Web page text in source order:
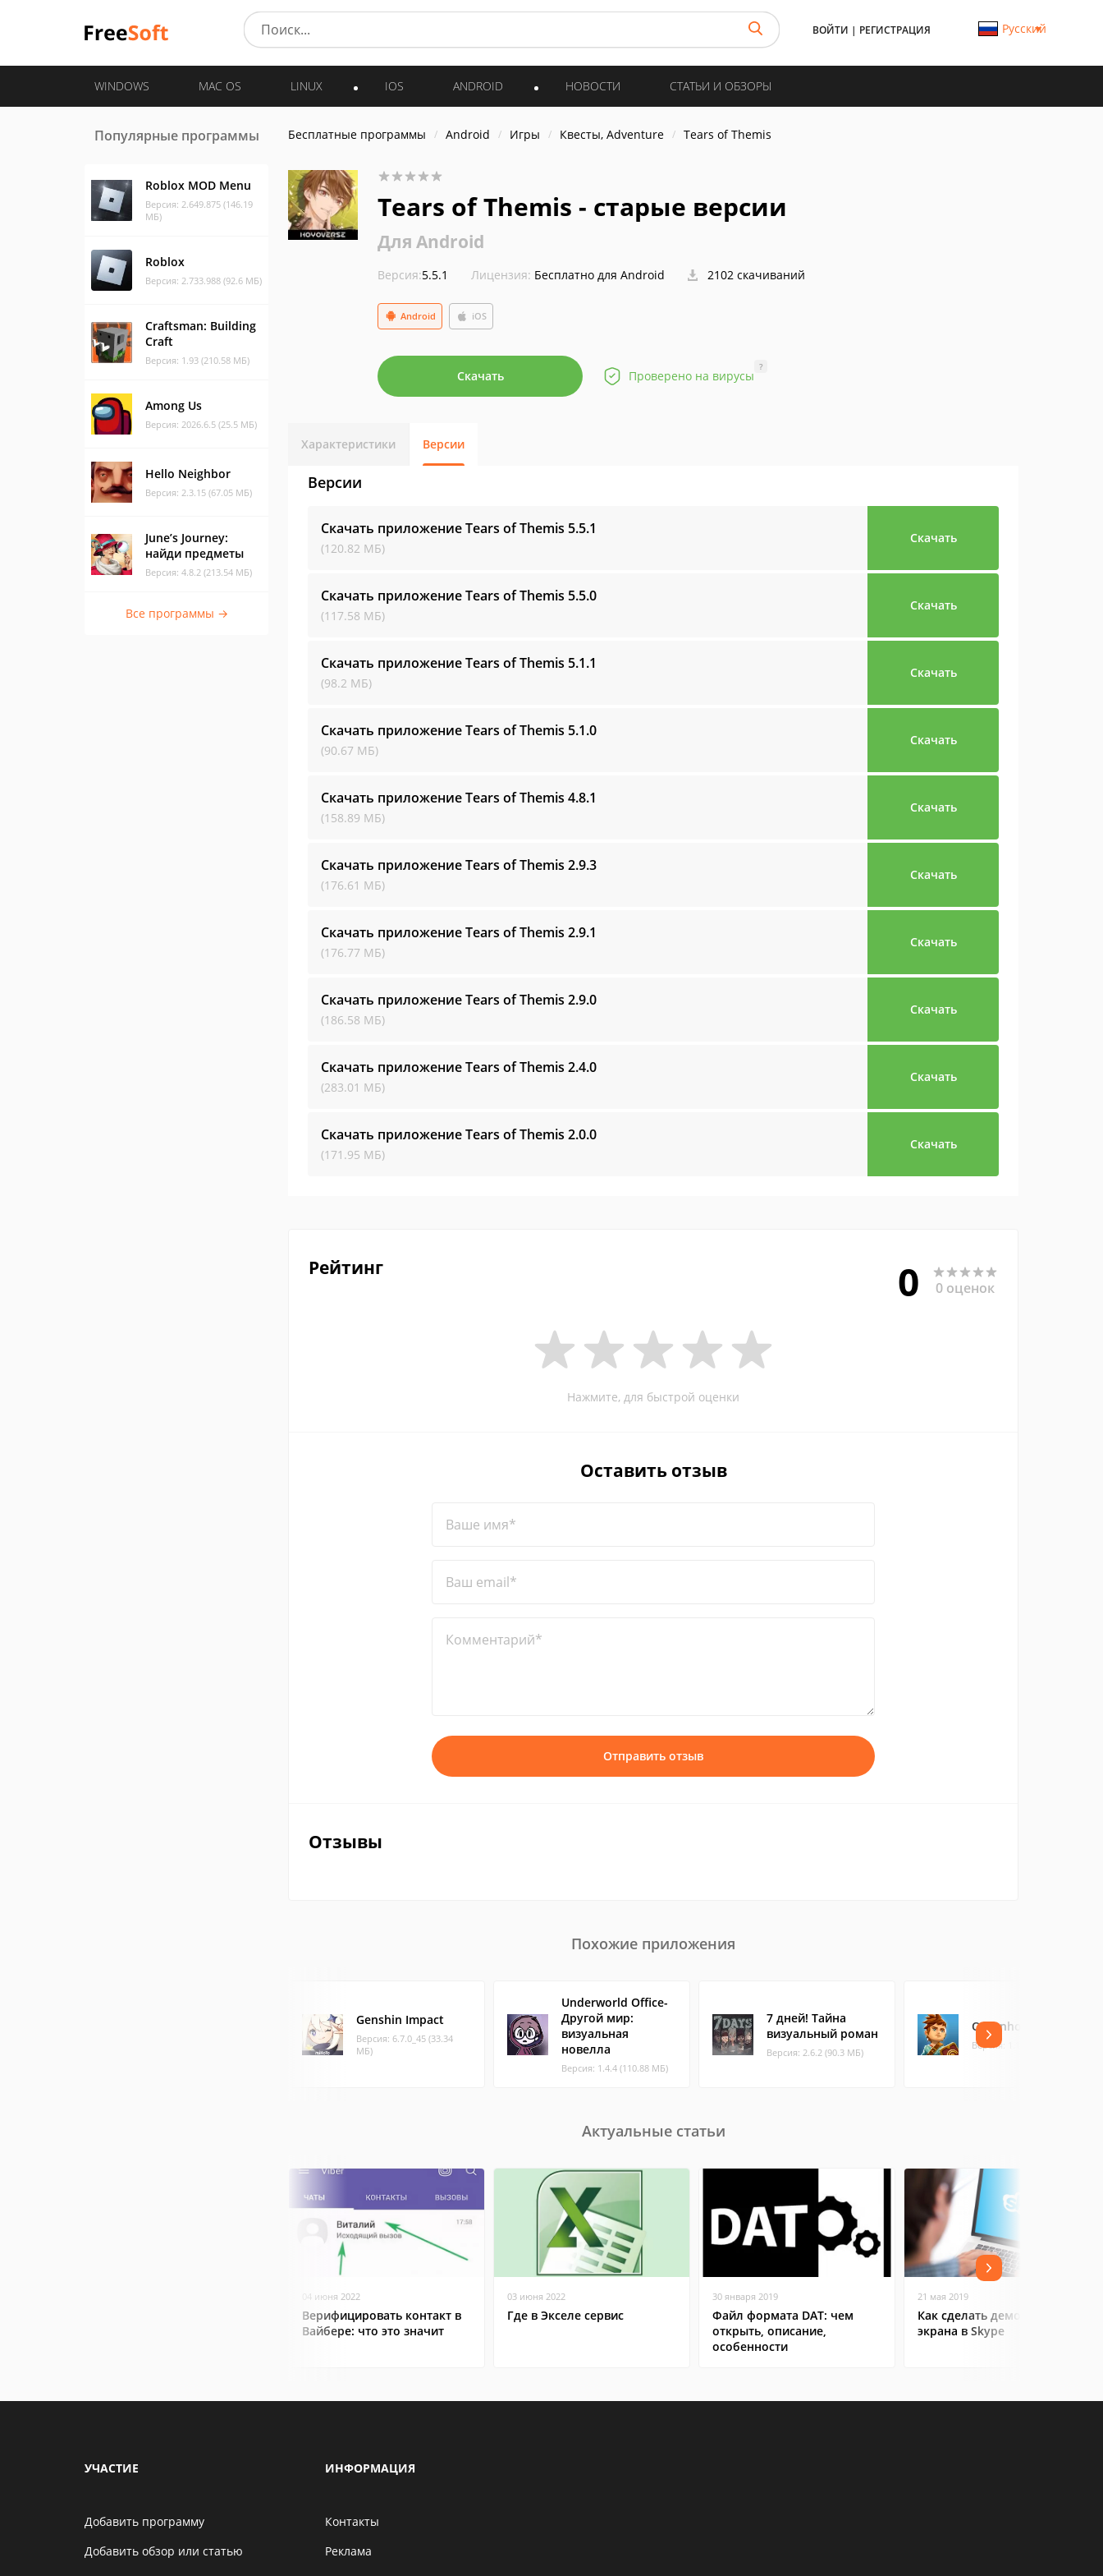
ВОЙТИ | РЕГИСТРАЦИЯ Русский
WINDOWS MAC OS LINUX IOS ANDROID НОВОСТИ СТАТЬИ И ОБЗОРЫ
Популярные программы
Roblox MOD Menu
Версия: 2.649.875 (146.19
МБ)
Roblox
Версия: 2.733.988 (92.6 МБ)
Craftsman: Building
Craft
Версия: 1.93 (210.58 МБ)
Among Us
Версия: 2026.6.5 (25.5 МБ)
Hello Neighbor
Версия: 2.3.15 (67.05 МБ)
June’s Journey:
найди предметы
Версия: 4.8.2 (213.54 МБ)
Все программы →
Бесплатные программы Android Игры Квесты, Adventure Tears of Themis
Tears of Themis - старые версии
Для Android
Версия:5.5.1 Лицензия: Бесплатно для Android 2102 скачиваний
Android iOS
Скачать Проверено на вирусы
?
Характеристики Версии
Версии
Скачать приложение Tears of Themis 5.5.1
(120.82 МБ)
Скачать
Скачать приложение Tears of Themis 5.5.0
(117.58 МБ)
Скачать
Скачать приложение Tears of Themis 5.1.1
(98.2 МБ)
Скачать
Скачать приложение Tears of Themis 5.1.0
(90.67 МБ)
Скачать
Скачать приложение Tears of Themis 4.8.1
(158.89 МБ)
Скачать
Скачать приложение Tears of Themis 2.9.3
(176.61 МБ)
Скачать
Скачать приложение Tears of Themis 2.9.1
(176.77 МБ)
Скачать
Скачать приложение Tears of Themis 2.9.0
(186.58 МБ)
Скачать
Скачать приложение Tears of Themis 2.4.0
(283.01 МБ)
Скачать
Скачать приложение Tears of Themis 2.0.0
(171.95 МБ)
Скачать
Рейтинг 0 0 оценок
Нажмите, для быстрой оценки
Оставить отзыв
Ваше имя*
Ваш email*
Комментарий*
Отправить отзыв
Отзывы
Похожие приложения
Genshin Impact
Версия: 6.7.0_45 (33.34
МБ)
Underworld Office-
Другой мир:
визуальная
новелла
Версия: 1.4.4 (110.88 МБ)
7 дней! Тайна
визуальный роман
Версия: 2.6.2 (90.3 МБ)
Oceanhorn
Версия: 1.1.11 (14.48 МБ)
Актуальные статьи
04 июня 2022
Верифицировать контакт в
Вайбере: что это значит
03 июня 2022
Где в Экселе сервис
30 января 2019
Файл формата DAT: чем
открыть, описание,
особенности
21 мая 2019
Как сделать демонстрацию
экрана в Skype
УЧАСТИЕ
Добавить программу
Добавить обзор или статью
ИНФОРМАЦИЯ
Контакты
Реклама